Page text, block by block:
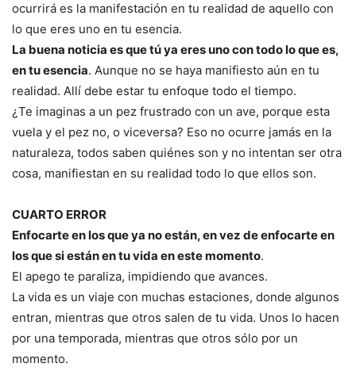
ocurrirá es la manifestación en tu realidad de aquello con
lo que eres uno en tu esencia.
La buena noticia es que tú ya eres uno con todo lo que es,
en tu esencia. Aunque no se haya manifiesto aún en tu
realidad. Allí debe estar tu enfoque todo el tiempo.
¿Te imaginas a un pez frustrado con un ave, porque esta
vuela y el pez no, o viceversa? Eso no ocurre jamás en la
naturaleza, todos saben quiénes son y no intentan ser otra
cosa, manifiestan en su realidad todo lo que ellos son.
CUARTO ERROR
Enfocarte en los que ya no están, en vez de enfocarte en
los que si están en tu vida en este momento.
El apego te paraliza, impidiendo que avances.
La vida es un viaje con muchas estaciones, donde algunos
entran, mientras que otros salen de tu vida. Unos lo hacen
por una temporada, mientras que otros sólo por un
momento.